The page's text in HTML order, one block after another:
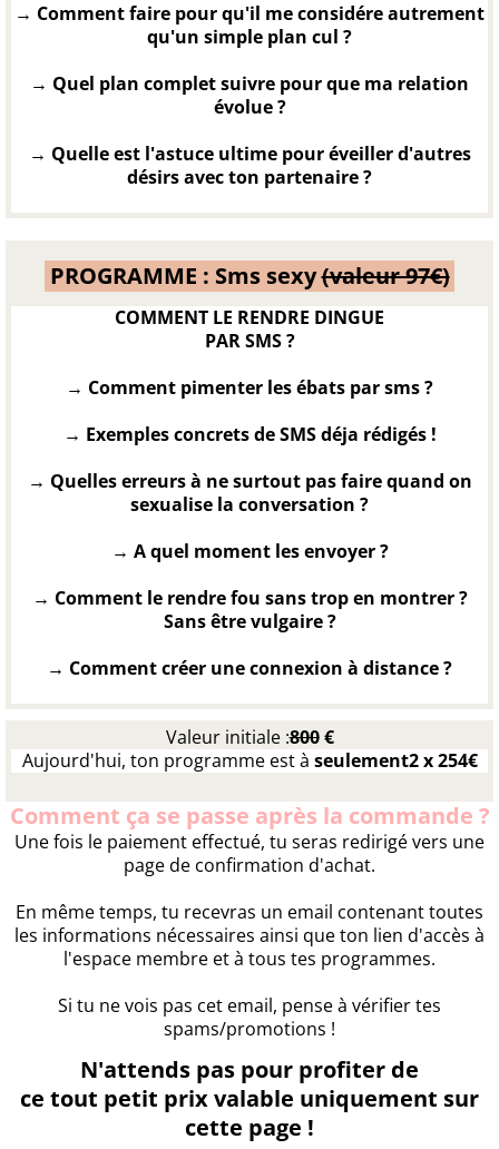
→ Comment faire pour qu'il me considére autrement
qu'un simple plan cul ?
→ Quel plan complet suivre pour que ma relation
évolue ?
→ Quelle est l'astuce ultime pour éveiller d'autres
désirs avec ton partenaire ?
PROGRAMME : Sms sexy(valeur 97€)
COMMENT LE RENDRE DINGUE
PAR SMS ?
→ Comment pimenter les ébats par sms ?
→ Exemples concrets de SMS déja rédigés !
→ Quelles erreurs à ne surtout pas faire quand on
sexualise la conversation ?
→ A quel moment les envoyer ?
→ Comment le rendre fou sans trop en montrer ?
Sans être vulgaire ?
→ Comment créer une connexion à distance ?
Valeur initiale :800€
Aujourd'hui, ton programme est à seulement2 x 254€
Comment ça se passe après la commande ?
Une fois le paiement effectué, tu seras redirigé vers une
page de confirmation d'achat.
En même temps, tu recevras un email contenant toutes
les informations nécessaires ainsi que ton lien d'accès à
l'espace membre et à tous tes programmes.
Si tu ne vois pas cet email, pense à vérifier tes
spams/promotions !
N'attends pas pour profiter de
ce tout petit prix valable uniquement sur
cette page !